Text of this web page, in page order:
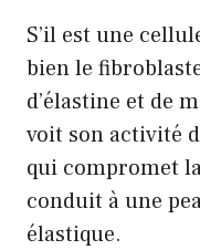
S’il est une
bien le
d’élastine et de
voit son activité
qui compromet
conduit à une
élastique.